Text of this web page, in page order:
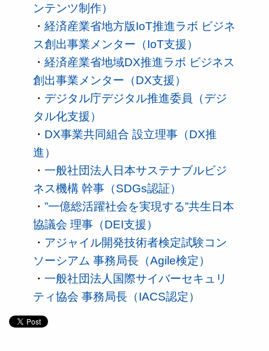
ンテンツ制作）
・ 経済産業省地方版IoT推進ラボ ビジネ
ス創出事業メンター（IoT支援）
・ 経済産業省地域DX推進ラボ ビジネス
創出事業メンター（DX支援）
・ デジタル庁デジタル推進委員（デジ
タル化支援）
・ DX事業共同組合 設立理事（DX推
進）
・ 一般社団法人日本サステナブルビジ
ネス機構 幹事（SDGs認証）
・ ”一億総活躍社会を実現する”共生日本
協議会 理事（DEI支援）
・ アジャイル開発技術者検定試験コン
ソーシアム 事務局長（Agile検定）
・ 一般社団法人国際サイバーセキュリ
ティ協会 事務局長（IACS認定）